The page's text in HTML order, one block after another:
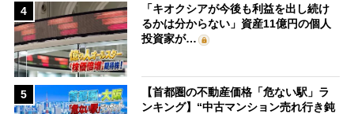
4
「キオクシアが今後も利益を出し続け
るかは分からない」資産11億円の個人
投資家が…
5
【首都圏の不動産価格「危ない駅」ラ
ンキング】“中古マンション売れ行き鈍